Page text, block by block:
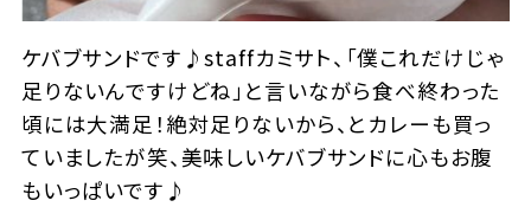
ケバブサンドです♪staffカミサト、「僕これだけじゃ
足りないんですけどね」と言いながら食べ終わった
頃には大満足！絶対足りないから、とカレーも買っ
ていましたが笑、美味しいケバブサンドに心もお腹
もいっぱいです♪